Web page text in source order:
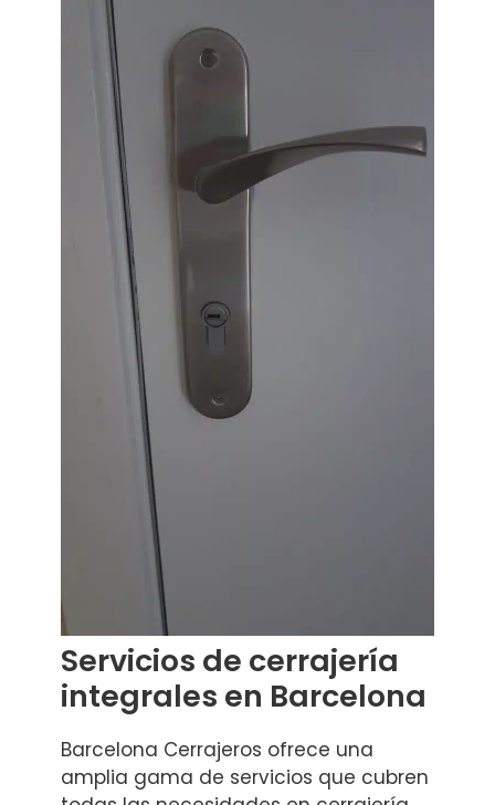
Servicios de cerrajería
integrales en Barcelona
Barcelona Cerrajeros ofrece una
amplia gama de servicios que cubren